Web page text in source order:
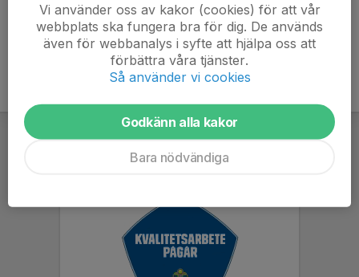
Vi använder oss av kakor (cookies) för att vår
webbplats ska fungera bra för dig. De används
även för webbanalys i syfte att hjälpa oss att
förbättra våra tjänster.
Så använder vi cookies
Godkänn alla kakor
Bara nödvändiga